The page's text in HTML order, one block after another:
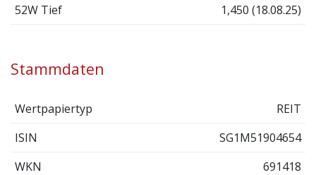
52W Tief
1,450 (18.08.25)
Stammdaten
Wertpapiertyp
REIT
ISIN
SG1M51904654
WKN
691418